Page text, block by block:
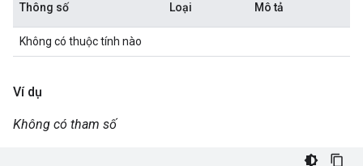
Thông số Loại Mô tả
Không có thuộc tính nào
Ví dụ
Không có tham số